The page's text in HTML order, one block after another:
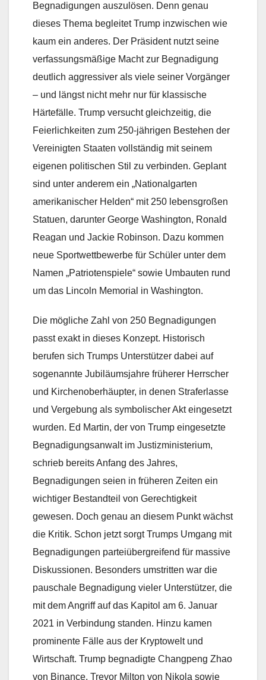
Begnadigungen auszulösen. Denn genau
dieses Thema begleitet Trump inzwischen wie
kaum ein anderes. Der Präsident nutzt seine
verfassungsmäßige Macht zur Begnadigung
deutlich aggressiver als viele seiner Vorgänger
– und längst nicht mehr nur für klassische
Härtefälle. Trump versucht gleichzeitig, die
Feierlichkeiten zum 250-jährigen Bestehen der
Vereinigten Staaten vollständig mit seinem
eigenen politischen Stil zu verbinden. Geplant
sind unter anderem ein „Nationalgarten
amerikanischer Helden“ mit 250 lebensgroßen
Statuen, darunter George Washington, Ronald
Reagan und Jackie Robinson. Dazu kommen
neue Sportwettbewerbe für Schüler unter dem
Namen „Patriotenspiele“ sowie Umbauten rund
um das Lincoln Memorial in Washington.
Die mögliche Zahl von 250 Begnadigungen
passt exakt in dieses Konzept. Historisch
berufen sich Trumps Unterstützer dabei auf
sogenannte Jubiläumsjahre früherer Herrscher
und Kirchenoberhäupter, in denen Straferlasse
und Vergebung als symbolischer Akt eingesetzt
wurden. Ed Martin, der von Trump eingesetzte
Begnadigungsanwalt im Justizministerium,
schrieb bereits Anfang des Jahres,
Begnadigungen seien in früheren Zeiten ein
wichtiger Bestandteil von Gerechtigkeit
gewesen. Doch genau an diesem Punkt wächst
die Kritik. Schon jetzt sorgt Trumps Umgang mit
Begnadigungen parteiübergreifend für massive
Diskussionen. Besonders umstritten war die
pauschale Begnadigung vieler Unterstützer, die
mit dem Angriff auf das Kapitol am 6. Januar
2021 in Verbindung standen. Hinzu kamen
prominente Fälle aus der Kryptowelt und
Wirtschaft. Trump begnadigte Changpeng Zhao
von Binance, Trevor Milton von Nikola sowie